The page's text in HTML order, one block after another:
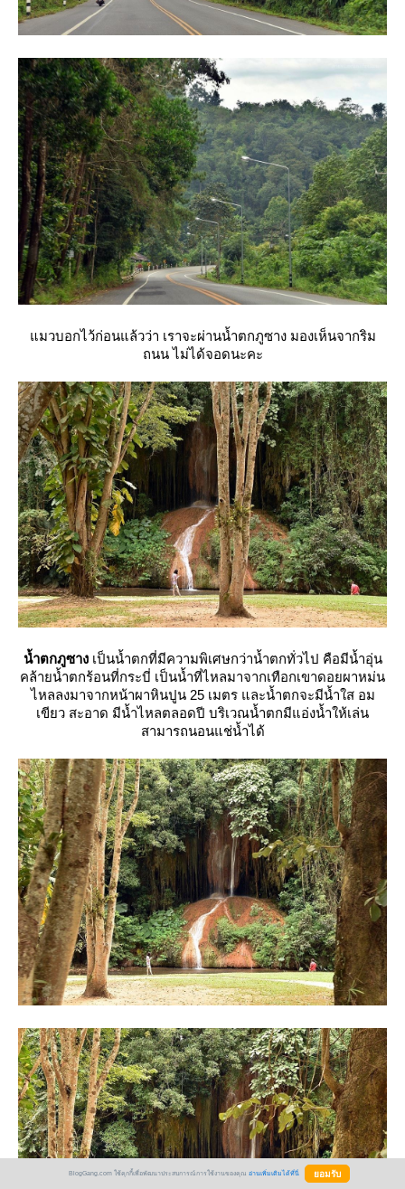
มวบอกไว้ก่อนแล้วว่า เราจะผ่านน้ำตกภูซาง มองเห็นจากริม
ถนน ไม่ได้จอดนะคะ
น้ำตกภูซางเป็นน้ำตกที่มีความพิเศษกว่าน้ำตกทั่วไป คือมีน้ำอุ่น
คล้ายน้ำตกร้อนที่กระบี่ เป็นน้ำที่ไหลมาจากเทือกเขาดอยผาหม่น
ไหลลงมาจากหน้าผาหินปูน 25 เมตร และน้ำตกจะมีน้ำใส อม
เขียว สะอาด มีน้ำไหลตลอดปี บริเวณน้ำตกมีแอ่งน้ำให้เล่น
สามารถนอนแช่น้ำได้
BlogGang.com ใช้คุกกี้เพื่อพัฒนาประสบการณ์การใช้งานของคุณ อ่านเพิ่มเติมได้ที่นี่